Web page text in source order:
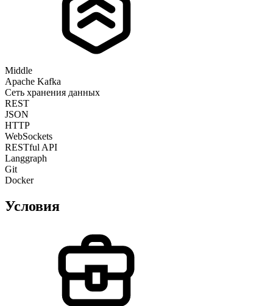
Middle
Apache Kafka
Сеть хранения данных
REST
JSON
HTTP
WebSockets
RESTful API
Langgraph
Git
Docker
Условия